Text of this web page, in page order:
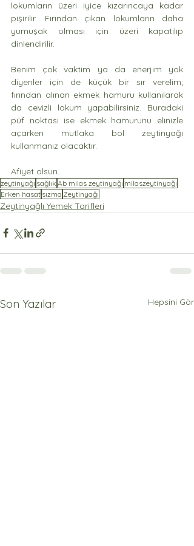
lokumların üzeri iyice kızarıncaya kadar
pişirilir. Fırından çıkan lokumların daha
yumuşak olması için üzeri kapatılıp
dinlendirilir.
Benim çok vaktim ya da enerjim yok
diyenler için de küçük bir sır verelim;
fırından alınan ekmek hamuru kullanılarak
da cevizli lokum yapabilirsiniz. Buradaki
püf noktası ise ekmek hamurunu elinizle
açarken mutlaka bol zeytinyağı
kullanmanız olacaktır.
Afiyet olsun.
zeytinyağı sağlık Ab milas zeytinyağı milaszeytinyağı
Erken hasat sızma Zeytinyağı
Zeytinyağlı Yemek Tarifleri
Son Yazılar Hepsini Gör